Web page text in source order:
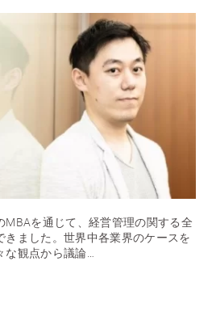
MBAを通じて、経営管理の関する全
ました。世界中各業界のケースを
観点から議論…